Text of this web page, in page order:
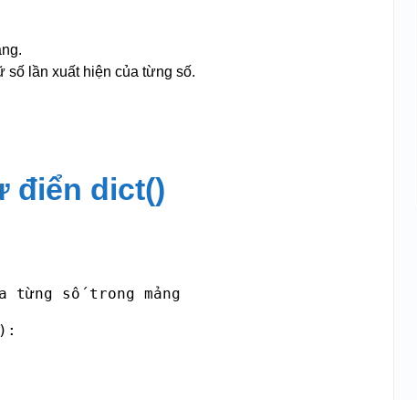
số lần xuất hiện của từng số.
điển dict()
từng số trong mảng